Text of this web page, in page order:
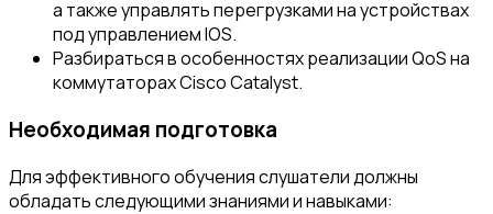
а также управлять перегрузками на устройствах
под управлением IOS.
Разбираться в особенностях реализации QoS на
коммутаторах Cisco Catalyst.
Необходимая подготовка
Для эффективного обучения слушатели должны
обладать следующими знаниями и навыками: